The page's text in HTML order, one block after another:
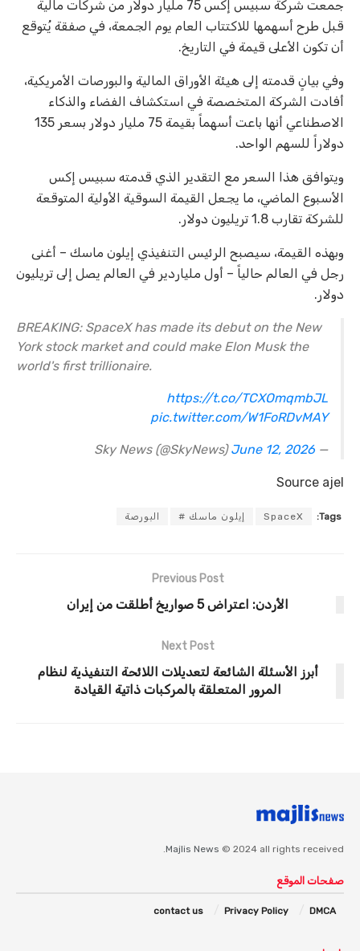
جمعت شركة سبيس إكس 75 مليار دولار من شركات مالية
قبل طرح أسهمها للاكتتاب العام يوم الجمعة، في صفقة يُتوقع
أن تكون الأعلى قيمة في التاريخ.
وفي بيانٍ قدمته إلى هيئة الأوراق المالية والبورصات الأمريكية،
أفادت الشركة المتخصصة في استكشاف الفضاء والذكاء
الاصطناعي أنها باعت أسهماً بقيمة 75 مليار دولار بسعر 135
دولاراً للسهم الواحد.
ويتوافق هذا السعر مع التقدير الذي قدمته سبيس إكس
الأسبوع الماضي، ما يجعل القيمة السوقية الأولية المتوقعة
للشركة تقارب 1.8 تريليون دولار.
وبهذه القيمة، سيصبح الرئيس التنفيذي إيلون ماسك – أغنى
رجل في العالم حالياً – أول ملياردير في العالم يصل إلى تريليون
دولار.
BREAKING: SpaceX has made its debut on the New
York stock market and could make Elon Musk the
world's first trillionaire.
https://t.co/TCXOmqmbJL
pic.twitter.com/W1FoRDvMAY
— Sky News (@SkyNews)
June 12, 2026
Source ajel
Tags:
SpaceX إيلون ماسك # البورصة
Previous Post
الأردن: اعتراض 5 صواريخ أطلقت من إيران
Next Post
أبرز الأسئلة الشائعة لتعديلات اللائحة التنفيذية لنظام
المرور المتعلقة بالمركبات ذاتية القيادة
Majlis News © 2024 all rights received.
صفحات الموقع
DMCA
Privacy Policy
contact us